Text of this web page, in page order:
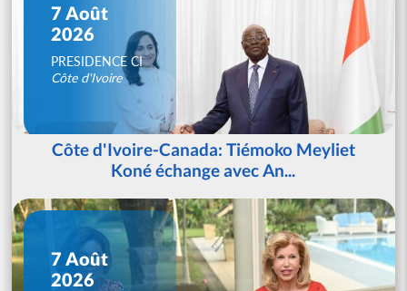
7 Août
2026
PRESIDENCE CI
Côte d'Ivoire
Côte d'Ivoire-Canada: Tiémoko Meyliet
Koné échange avec An...
7 Août
2026